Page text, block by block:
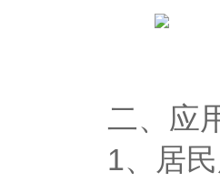
二、应
1、居民